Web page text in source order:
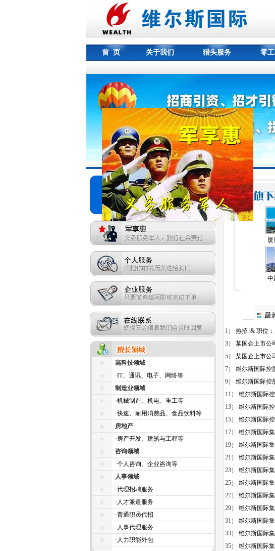
首 页 关于我们 猎头服务 零
高科技领域
·IT、通讯、电子、网络等
制造业领域
·机械制造、机电、重工等
·快速、耐用消费品、食品饮料等
房地产
·房产开发、建筑与工程等
咨询领域
·个人咨询、企业咨询等
人事领域
·代理招聘服务
· 人才派遣服务
·普通职员代招
· 人事代理服务
· 人力职能外包
厦门猎头维尔斯-科技大亨面试时都
爱问什么样的面试问题？
厦门猎头维尔斯-来自杰出商界女性
的7条建议
厦门猎头维尔斯-招聘行业不可能“干
掉” 猎头
厦门猎头维尔斯-一位资深HR的校园
招聘经验谈
厦
中
1） 热招 |& 职位
3）
某国企上市公
5）
某国企上市公
7）
维尔斯国际控
9）
维尔斯国际控
11）
维尔斯国际
13）
维尔斯国际
15）
维尔斯国际
17）
维尔斯国际
19）
维尔斯国际
21）
维尔斯国际
23）
维尔斯国际
25）
维尔斯国际
27）
维尔斯国际
29）
维尔斯国际
31）
维尔斯国际
33）
维尔斯国际
35）
维尔斯国际